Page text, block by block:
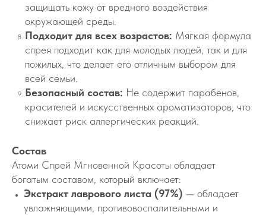
защищать кожу от вредного воздействия
окружающей среды.
Подходит для всех возрастов: Мягкая формула
спрея подходит как для молодых людей, так и для
пожилых, что делает его отличным выбором для
всей семьи.
Безопасный состав: Не содержит парабенов,
красителей и искусственных ароматизаторов, что
снижает риск аллергических реакций.
Состав
Атоми Спрей Мгновенной Красоты обладает
богатым составом, который включает:
Экстракт лаврового листа (97%) — обладает
увлажняющими, противовоспалительными и